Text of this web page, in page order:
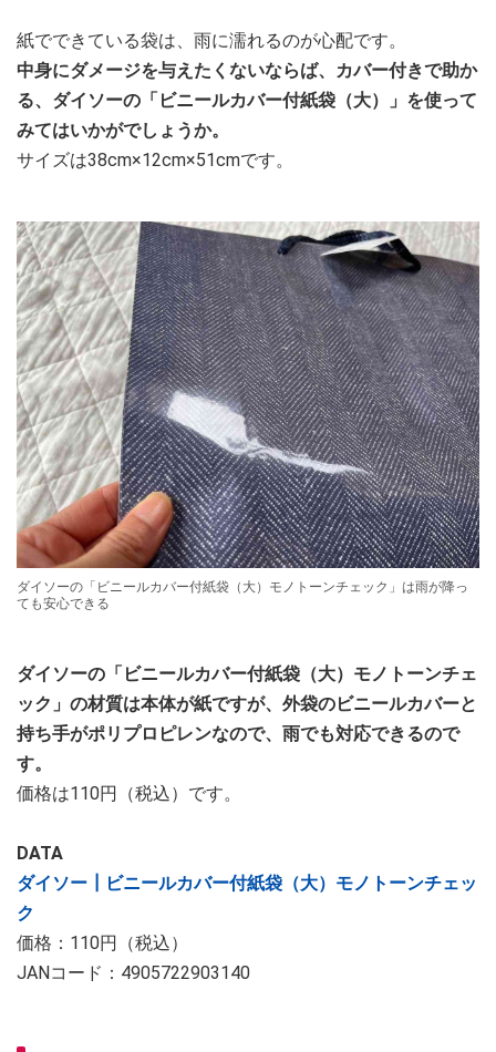
紙でできている袋は、雨に濡れるのが心配です。
中身にダメージを与えたくないならば、カバー付きで助か
る、ダイソーの「ビニールカバー付紙袋（大）」を使って
みてはいかがでしょうか。
サイズは38cm×12cm×51cmです。
ダイソーの「ビニールカバー付紙袋（大）モノトーンチェック」は雨が降っ
ても安心できる
ダイソーの「ビニールカバー付紙袋（大）モノトーンチェ
ック」の材質は本体が紙ですが、外袋のビニールカバーと
持ち手がポリプロピレンなので、雨でも対応できるので
す。
価格は110円（税込）です。
DATA
ダイソー┃ビニールカバー付紙袋（大）モノトーンチェッ
ク
価格：110円（税込）
JANコード：4905722903140